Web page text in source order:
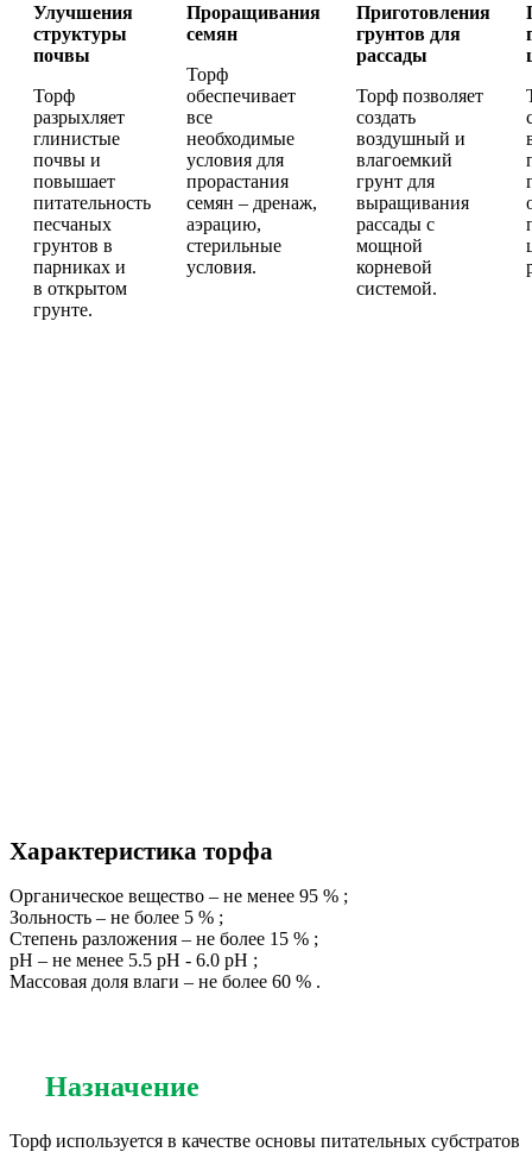
Улучшения
структуры
почвы
Торф
разрыхляет
глинистые
почвы и
повышает
питательность
песчаных
грунтов в
парниках и
в открытом
грунте.
Проращивания
семян
Торф
обеспечивает
все
необходимые
условия для
прорастания
семян – дренаж,
аэрацию,
стерильные
условия.
Приготовления
грунтов для
рассады
Торф позволяет
создать
воздушный и
влагоемкий
грунт для
выращивания
рассады с
мощной
корневой
системой.
Характеристика торфа
Органическое вещество – не менее 95 % ;
Зольность – не более 5 % ;
Степень разложения – не более 15 % ;
рН – не менее 5.5 pH - 6.0 pH ;
Массовая доля влаги – не более 60 % .
Назначение
Торф используется в качестве основы питательных субстратов